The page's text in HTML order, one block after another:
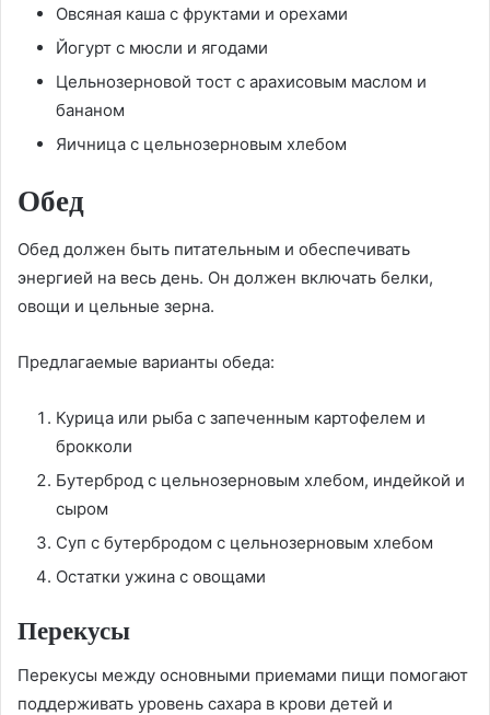
Овсяная каша с фруктами и орехами
Йогурт с мюсли и ягодами
Цельнозерновой тост с арахисовым маслом и
бананом
Яичница с цельнозерновым хлебом
Обед
Обед должен быть питательным и обеспечивать
энергией на весь день. Он должен включать белки,
овощи и цельные зерна.
Предлагаемые варианты обеда:
Курица или рыба с запеченным картофелем и
брокколи
Бутерброд с цельнозерновым хлебом, индейкой и
сыром
Суп с бутербродом с цельнозерновым хлебом
Остатки ужина с овощами
Перекусы
Перекусы между основными приемами пищи помогают
поддерживать уровень сахара в крови детей и